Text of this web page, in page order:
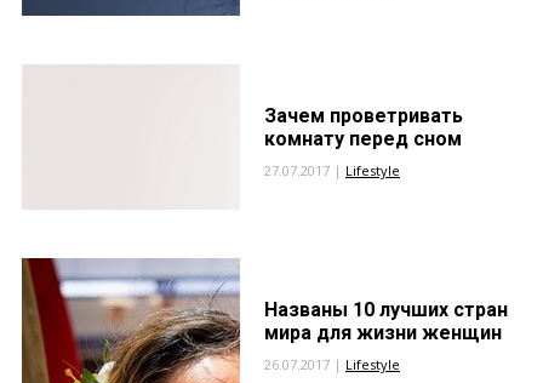
Зачем проветривать
комнату перед сном
27.07.2017 | Lifestyle
Названы 10 лучших стран
мира для жизни женщин
26.07.2017 | Lifestyle